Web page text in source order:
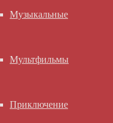
Музыкальные
Мультфильмы
Приключение